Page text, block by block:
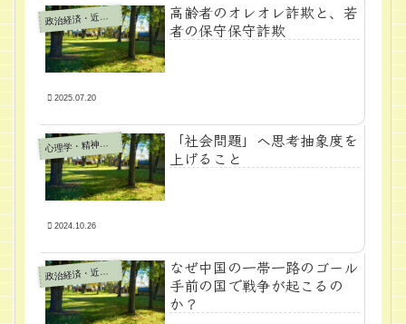
政
治経済・近代学問
高齢者のオレオレ詐欺と、若
者の保守保守詐欺
2025.07.20
心
理学・精神医学
「社会問題」へ思考抽象度を
上げること
2024.10.26
政
治経済・近代学問
なぜ中国の一帯一路のゴール
手前の国で戦争が起こるの
か？